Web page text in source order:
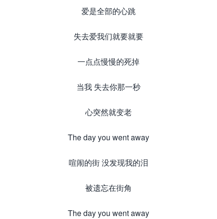
爱是全部的心跳
失去爱我们就要就要
一点点慢慢的死掉
当我 失去你那一秒
心突然就变老
The day you went away
喧闹的街 没发现我的泪
被遗忘在街角
The day you went away